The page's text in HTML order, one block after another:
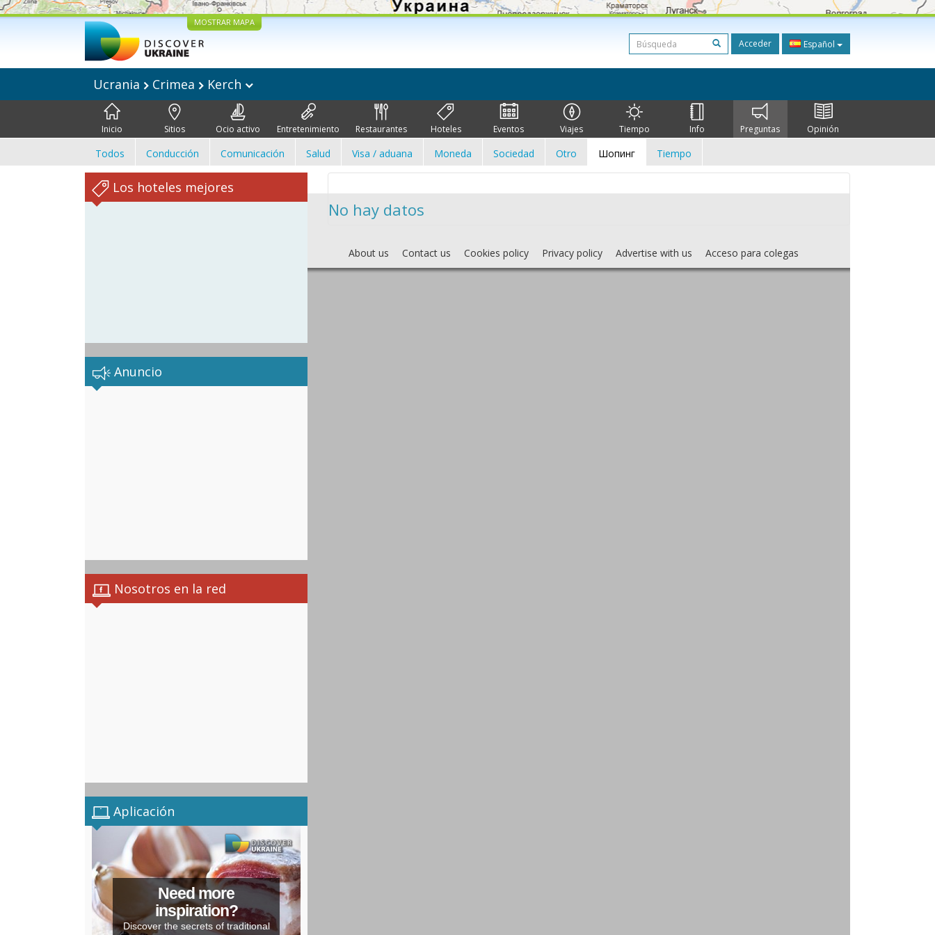
MOSTRAR MAPA
Acceder Español
Ucrania Crimea Kerch
Inicio Sitios Ocio activo Entretenimiento Restaurantes Hoteles Eventos Viajes Tiempo Info Preguntas Opinión
Todos Conducción Comunicación Salud Visa / aduana Moneda Sociedad Otro Шопинг Tiempo
Los hoteles mejores
Anuncio
Nosotros en la red
Aplicación
Need more
inspiration?
Discover the secrets of traditional
No hay datos
About us Contact us Cookies policy Privacy policy Advertise with us Acceso para colegas